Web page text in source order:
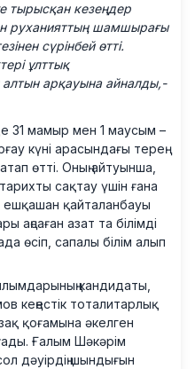
тырысқан кезеңдер
руханияттың шамшырағы
сүрінбей өтті.
ұлттық
арқауына айналды,-
31 мамыр мен 1 маусым –
күні арасындағы терең
өтті. Оның айтуынша,
тарихты сақтау үшін ғана
ешқашан қайталанбауы
аңсаған азат та білімді
өсіп, сапалы білім алып
кандидаты,
кеңестік тоталитарлық
қоғамына әкелген
Ғалым Шәкәрім
дәуірдің шындығын